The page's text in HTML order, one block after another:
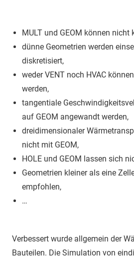
MULT und GEOM können nicht
dünne Geometrien werden
diskretisiert,
weder VENT noch HVAC
werden,
tangentiale
auf GEOM angewandt werden,
dreidimensionaler
nicht mit GEOM,
HOLE und GEOM lassen sich
Geometrien kleiner als eine
empfohlen,
…
Verbessert wurde allgemein der
Bauteilen. Die Simulation von